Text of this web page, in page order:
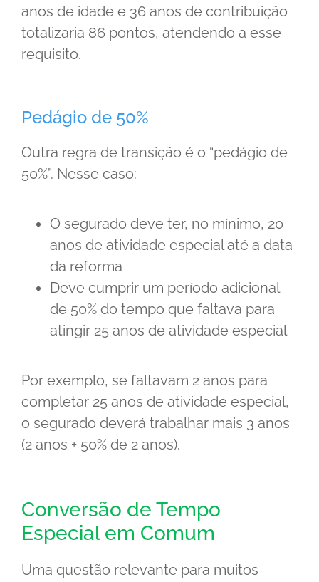
anos de idade e 36 anos de contribuição
totalizaria 86 pontos, atendendo a esse
requisito.
Pedágio de 50%
Outra regra de transição é o “pedágio de
50%”. Nesse caso:
O segurado deve ter, no mínimo, 20
anos de atividade especial até a data
da reforma
Deve cumprir um período adicional
de 50% do tempo que faltava para
atingir 25 anos de atividade especial
Por exemplo, se faltavam 2 anos para
completar 25 anos de atividade especial,
o segurado deverá trabalhar mais 3 anos
(2 anos + 50% de 2 anos).
Conversão de Tempo
Especial em Comum
Uma questão relevante para muitos